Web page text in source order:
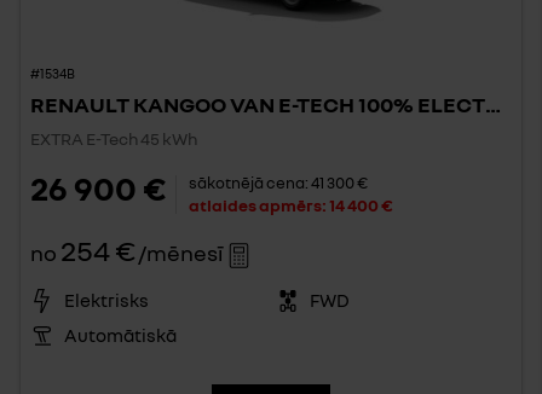
#1534B
RENAULT KANGOO VAN E-TECH 100% ELECTRIC
EXTRA E-Tech 45 kWh
26 900 € sākotnējā cena:41 300 €
atlaides apmērs: 14 400 €
no 254 €/mēnesī
Elektrisks
FWD
Automātiskā